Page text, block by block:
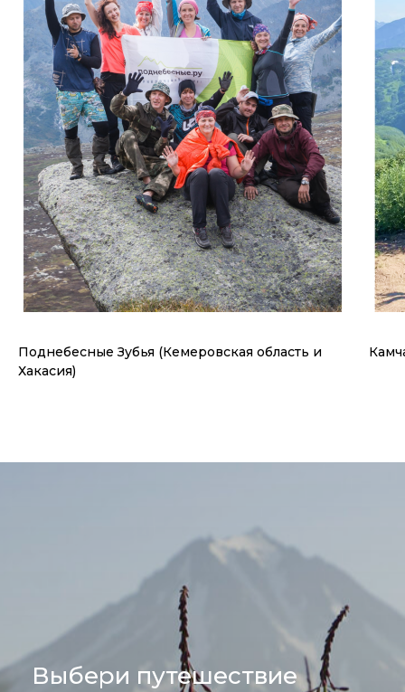
Поднебесные Зубья (Кемеровская область и
Хакасия)
Выбери путешествие